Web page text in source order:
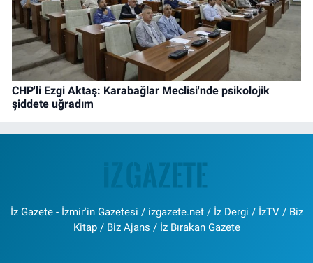
CHP'li Ezgi Aktaş: Karabağlar Meclisi'nde psikolojik
şiddete uğradım
İz Gazete - İzmir'in Gazetesi / izgazete.net / İz Dergi / İzTV / Biz
Kitap / Biz Ajans / İz Bırakan Gazete